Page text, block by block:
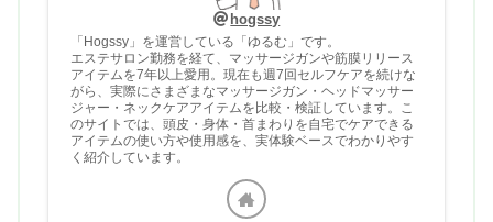
hogssy
「Hogssy」を運営している「ゆるむ」です。
エステサロン勤務を経て、マッサージガンや筋膜リリース
アイテムを7年以上愛用。現在も週7回セルフケアを続けな
がら、実際にさまざまなマッサージガン・ヘッドマッサー
ジャー・ネックケアアイテムを比較・検証しています。こ
のサイトでは、頭皮・身体・首まわりを自宅でケアできる
アイテムの使い方や使用感を、実体験ベースでわかりやす
く紹介しています。